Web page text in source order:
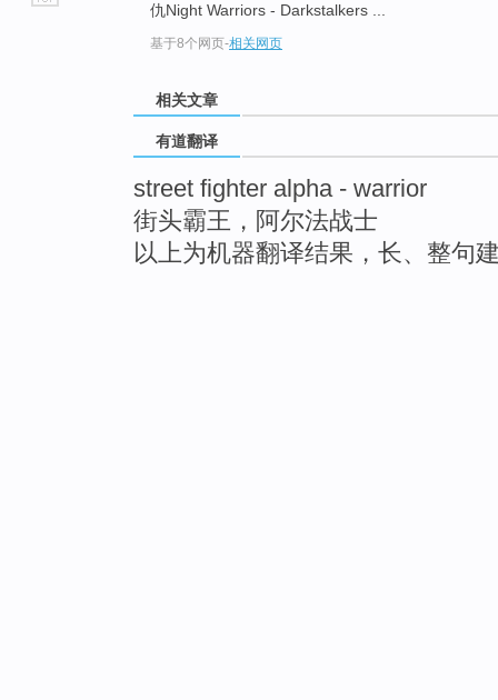
仇Night Warriors - Darkstalkers ...
基于8个网页-相关网页
相关文章
有道翻译
street fighter alpha - warrior
街头霸王，阿尔法战士
以上为机器翻译结果，长、整句